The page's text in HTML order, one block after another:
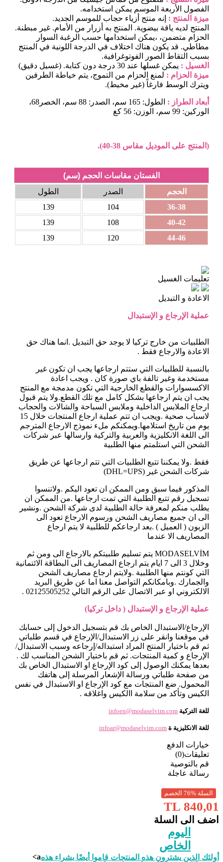
الفصول الأربعة الموسم يمكن استخدامه.
ميزة المنتج : إنه منتج أزياء حجاب للموسم الجديد.
المنتج لديه ياقة بيضوية. المنتج به أزرار من الأمام. غير مبطنة.
الحزام متضمن، ،يمكن استخدامها حسب الرغبة السوار
مطاطي. قد يكون هناك اختلاف في الدرجة اللونية في المنتج
بسبب التقاط الصور الفوتوغرافية.
الغسيل : يمكن غسلها عند 30 درجة دون كتابة. (غسيل دقيق)
ميزة الحزام : لمنع الحزام من التموج، يتم خياطة الطرفين
ويترك الوسط فارغاً (غير مخيط).
أبعاد الطراز :
الطول: 165 سم، الصدر: 88 سم، الخصر68،
الوركين: 99 سم، الوزن: 56 كغ
(المنتج على الموديل مقاس 38-40).
الفستان مقاسات الحجم (سم)
الحجم
الصدر
الطول
36-38
104
139
40-42
108
139
44-46
120
139
تعليمات الغسيل
الاعادة و التبديل
عملية الإرجاع و الإستبدال
الطلبيات من خارج تركيا لا يوجد حق التبديل .انما هناك حق
الاعادة والارجاع فقط .
بالنسبة للطلبيات التي ستتم ارجاعها يجب ان تكون غير
مستخدمة وغير تالفة باي صورة كان . ويجب اعادة
الاكسسوارات والقطع الخارجية التي تكون مدمجة مع المنتج
يجب ان يتم ارجاعها بشكل كامل مع تلك القطع.ولا يتم قبول
ارجاع الملابس الداخلية وملابس السباحة والشالات والحجاب
لاسباب صحية .ويجب ان تتم عملية ارجاع المنتجات خلال 15
يوم من تاريخ استلامها.ويمكنكم ملء نموذج الارجاع المترجم
الى اللغة الانكليزية والعربية والتركية وارسالها عبر شركات
الشحن التي استلمتم منها الطلبية
فقط .ولا يمكننا تتبع الطلبيات التي تتم ارجاعها عن طريق
شركات الشحن غير (DHL=UPS)
المذكور فيما سبق ومن الممكن ان تعود اليكم .ولاتنسوا
تسجيل رقم تتبع الطلبية التي تمت ارجاعها .من الممكن ان
يطلب منكم لمعرفة حالة الطلبية لدى شركة الشحن .ونشير
الى ان جميع مصاريف الشحن ورسوم الارجاع تعود الى
الزبون ( العميل ) .بعد ارجاعكم للطلبية لا يتم ارجاع
المصاريف الا عندما
MODASELVİM يتم تسليم طلبيتكم بالارجاع الى ومن ثم
وخلال 3 الى 7 ايام يتم ارجاع المصاريف الى البطاقة الائتمانية
التي كونتم منها الطلبية .ولايتم ارجاع مصاريف الشحن
والجمارك .وبامكانكم التواصل معنا اما عن طريق البريد
الالكتروني او عبر الاتصال على الرقم التالي 02125505252 .
عملية الإرجاع و الإستبدال ( داخل تركيا)
الإرجاع/الاستبدال الخاص بك قم بتسجيل الدخول إلى حسابك
في موقعنا وانقر على زر الاستبدال/الإرجاع في قسم طلباتي
ثم قم باختيار المنتج المراد استبداله/إرجاعه وسبب الاستبدال/
الإرجاع و كمية المنتجات. ثم قم باختيار الشحن المناسب لك .
بعدها يمكنك الوصول إلى كود الإرجاع او الاستبدال الخاص بك
من صفحة طلباتي ورسالة الإشعار المرسلة إلى هاتفك
المحمول. ضع المنتجات مع كود الإرجاع او الاستبدال في نفس
الكيس وتأكد من سلامة االكيس واغلاقه .
للغة التركية infoen@modaselvim.com
للغة الانكليزية ة infoar@modaselvim.com
خيارات الدفع
تعليقات(0)
قم بالتوصية
رسالة عاجلة
السلة %76 الخصم
840,01 TL
اضف الى السلة
اليوم
الخاص
أولئك الذين يشترون هذه المنتجات قاموا أيضًا بشراء هذهa>